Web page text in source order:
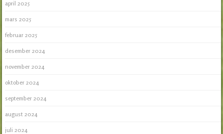
april 2025
mars 2025
februar 2025
desember 2024
november 2024
oktober 2024
september 2024
august 2024
juli 2024